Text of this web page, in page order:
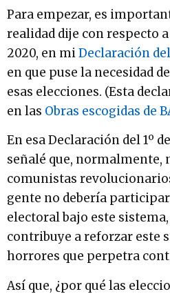
Para empezar, es
realidad dije con respecto
2020, en miDeclaración
en que puse la necesidad
esas elecciones. (Esta
en las Obras escogidas de
En esa Declaración del 1º
señalé que, normalmente,
comunistas
gente no debería
electoral bajo este
contribuye a reforzar este
horrores que perpetra
Así que, ¿por qué las